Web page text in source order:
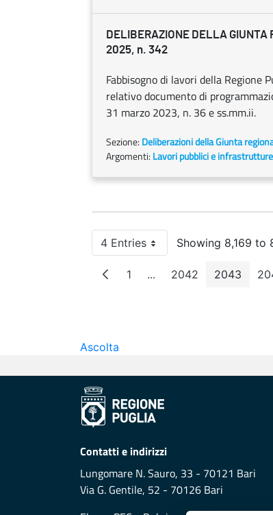
DELIBERAZIONE DELLA GIUNTA
2025, n. 342
Fabbisogno di lavori della Regione
relativo documento di
31 marzo 2023, n. 36 e ss.mm.ii.
Sezione: Deliberazioni della Giunta
Argomenti: Lavori pubblici e infrastrutture
4 EntriesPer PageShowing 8,169 to
Page
1 ...Intermediate Pages
Page
2042 Page
2043
Ascolta
Contatti e indirizzi
Lungomare N. Sauro, 33 - 70121 Bari
Via G. Gentile, 52 - 70126 Bari